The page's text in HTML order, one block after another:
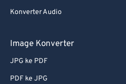
Konverter Audio
Image Konverter
JPG ke PDF
PDF ke JPG